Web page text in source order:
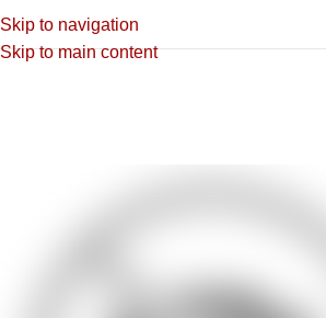
Skip to navigation
Skip to main content